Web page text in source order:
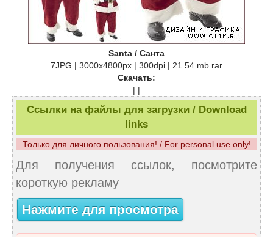
Santa / Санта
7JPG | 3000x4800px | 300dpi | 21.54 mb rar
Скачать:
| |
Ссылки на файлы для загрузки / Download
links
Только для личного пользования! / For personal use only!
Для получения ссылок, посмотрите
короткую рекламу
Нажмите для просмотра